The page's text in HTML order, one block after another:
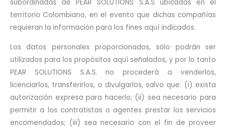
subordinadas de PEAR SOLUTIONS S.A.S ubicadas en el
territorio Colombiano, en el evento que dichas compañías
requieran la información para los fines aquí indicados.
Los datos personales proporcionados, sólo podrán ser
utilizados para los propósitos aquí señalados, y por lo tanto
PEAR SOLUTIONS S.A.S. no procederá a venderlos,
licenciarlos, transferirlos, o divulgarlos, salvo que: (i) exista
autorización expresa para hacerlo; (ii) sea necesario para
permitir a los contratistas o agentes prestar los servicios
encomendados; (iii) sea necesario con el fin de proveer